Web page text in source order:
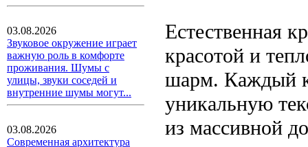
03.08.2026
Звуковое окружение играет
важную роль в комфорте
проживания. Шумы с
улицы, звуки соседей и
внутренние шумы могут...
03.08.2026
Современная архитектура
Естественная
красотой и
шарм. Каждый
уникальную
из массивной